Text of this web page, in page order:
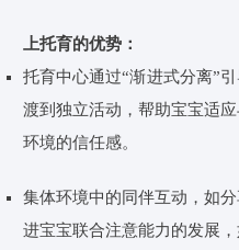
上托育的优势：
托育中心通过“渐进式分离”
渡到独立活动，帮助宝宝适
环境的信任感。
集体环境中的同伴互动，如
进宝宝联合注意能力的发展